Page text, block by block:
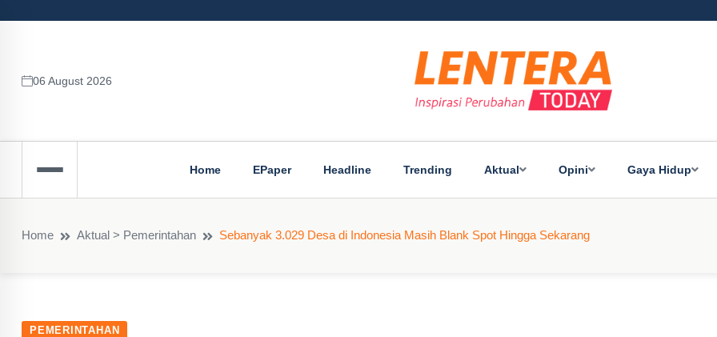
06 August 2026
Home EPaper Headline Trending Aktual Opini Gaya Hidup
Home Aktual > Pemerintahan Sebanyak 3.029 Desa di Indonesia Masih Blank Spot Hingga Sekarang
PEMERINTAHAN